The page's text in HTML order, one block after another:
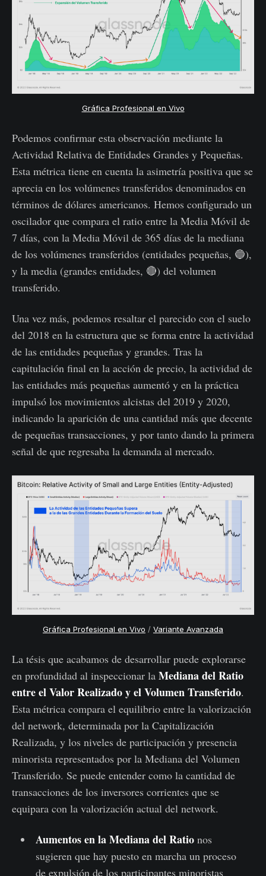
Gráfica Profesional en Vivo
Podemos confirmar esta observación mediante la
Actividad Relativa de Entidades Grandes y Pequeñas.
Esta métrica tiene en cuenta la asimetría positiva que se
aprecia en los volúmenes transferidos denominados en
términos de dólares americanos. Hemos configurado un
oscilador que compara el ratio entre la Media Móvil de
7 días, con la Media Móvil de 365 días de la mediana
de los volúmenes transferidos (entidades pequeñas, 🔵),
y la media (grandes entidades, 🔴) del volumen
transferido.
Una vez más, podemos resaltar el parecido con el suelo
del 2018 en la estructura que se forma entre la actividad
de las entidades pequeñas y grandes. Tras la
capitulación final en la acción de precio, la actividad de
las entidades más pequeñas aumentó y en la práctica
impulsó los movimientos alcistas del 2019 y 2020,
indicando la aparición de una cantidad más que decente
de pequeñas transacciones, y por tanto dando la primera
señal de que regresaba la demanda al mercado.
Gráfica Profesional en Vivo / Variante Avanzada
La tésis que acabamos de desarrollar puede explorarse
en profundidad al inspeccionar la Mediana del Ratio
entre el Valor Realizado y el Volumen Transferido.
Esta métrica compara el equilibrio entre la valorización
del network, determinada por la Capitalización
Realizada, y los niveles de participación y presencia
minorista representados por la Mediana del Volumen
Transferido. Se puede entender como la cantidad de
transacciones de los inversores corrientes que se
equipara con la valorización actual del network.
Aumentos en la Mediana del Rationos
sugieren que hay puesto en marcha un proceso
de expulsión de los participantes minoristas